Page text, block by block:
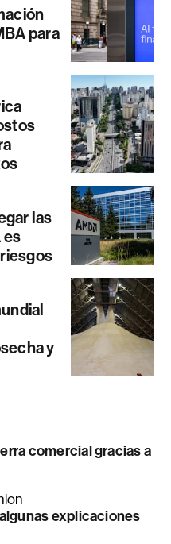
para
las
es
y
comercial gracias a
explicaciones